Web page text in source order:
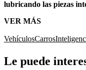
lubricando las piezas
VER MÁS
VehículosCarros
Le puede